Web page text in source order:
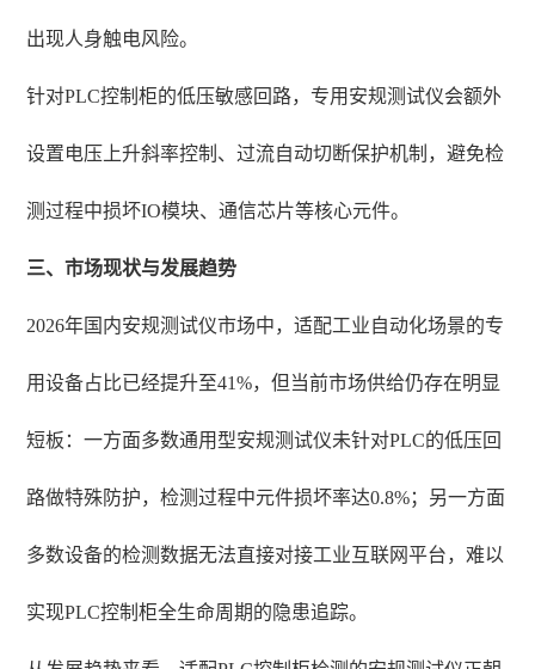
出现人身触电风险。
针对PLC控制柜的低压敏感回路，专用安规测试仪会额外
设置电压上升斜率控制、过流自动切断保护机制，避免检
测过程中损坏IO模块、通信芯片等核心元件。
三、市场现状与发展趋势
2026年国内安规测试仪市场中，适配工业自动化场景的专
用设备占比已经提升至41%，但当前市场供给仍存在明显
短板：一方面多数通用型安规测试仪未针对PLC的低压回
路做特殊防护，检测过程中元件损坏率达0.8%；另一方面
多数设备的检测数据无法直接对接工业互联网平台，难以
实现PLC控制柜全生命周期的隐患追踪。